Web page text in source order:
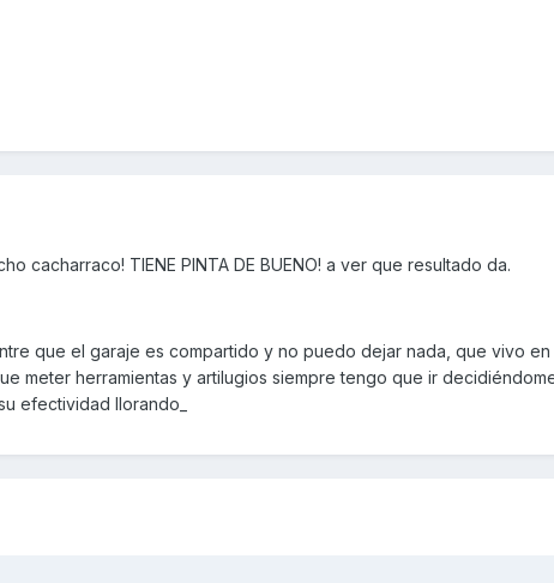
cacharraco! TIENE PINTA DE BUENO! a ver que resultado da.
que el garaje es compartido y no puedo dejar nada, que vivo en
meter herramientas y artilugios siempre tengo que ir
efectividad llorando_